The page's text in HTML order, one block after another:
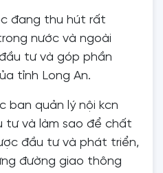
đang thu hút rất
nước và ngoài
tư và góp phần
tỉnh Long An.
ban quản lý nội kcn
tư và làm sao để chất
đầu tư và phát triển,
đường giao thông